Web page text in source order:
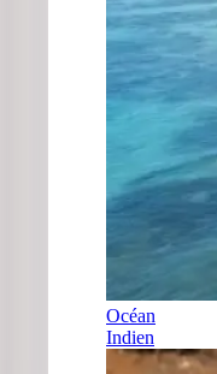
Océan
Indien